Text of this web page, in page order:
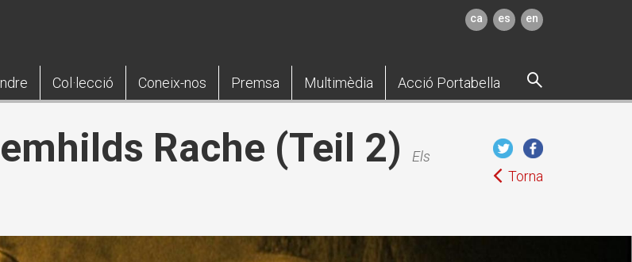
ca es en
Col·lecció Coneix-nos Premsa Multimèdia Acció Portabella
Rache (Teil 2)
Els
Torna